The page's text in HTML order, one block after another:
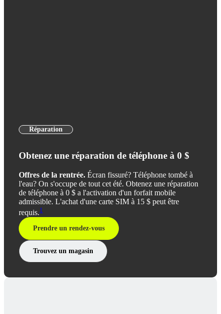
Réparation
Obtenez une réparation de téléphone à 0 $
Offres de la rentrée. Écran fissuré? Téléphone tombé à
l'eau? On s'occupe de tout cet été. Obtenez une réparation
de téléphone à 0 $ a l'activation d'un forfait mobile
admissible. L'achat d'une carte SIM à 15 $ peut être
requis.1
Prendre un rendez-vous
Trouvez un magasin